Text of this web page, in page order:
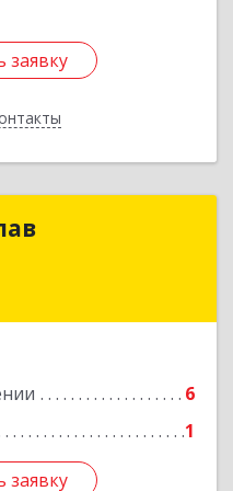
заявку
заявку
6
1
заявку
Владислав
Подробнее
заявку